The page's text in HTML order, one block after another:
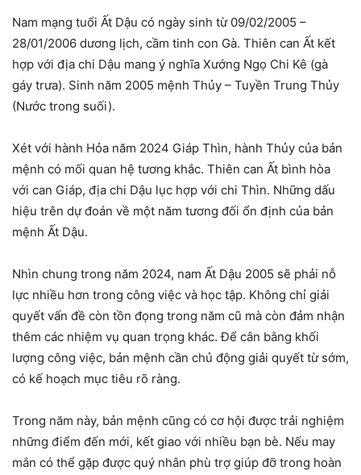
Nam mạng tuổi Ất Dậu có ngày sinh từ 09/02/2005 –
28/01/2006 dương lịch, cầm tinh con Gà. Thiên can Ất kết
hợp với địa chi Dậu mang ý nghĩa Xướng Ngọ Chi Kê (gà
gáy trưa). Sinh năm 2005 mệnh Thủy – Tuyền Trung Thủy
(Nước trong suối).
Xét với hành Hỏa năm 2024 Giáp Thìn, hành Thủy của bản
mệnh có mối quan hệ tương khắc. Thiên can Ất bình hòa
với can Giáp, địa chi Dậu lục hợp với chi Thìn. Những dấu
hiệu trên dự đoán về một năm tương đối ổn định của bản
mệnh Ất Dậu.
Nhìn chung trong năm 2024, nam Ất Dậu 2005 sẽ phải nỗ
lực nhiều hơn trong công việc và học tập. Không chỉ giải
quyết vấn đề còn tồn đọng trong năm cũ mà còn đảm nhận
thêm các nhiệm vụ quan trọng khác. Để cân bằng khối
lượng công việc, bản mệnh cần chủ động giải quyết từ sớm,
có kế hoạch mục tiêu rõ ràng.
Trong năm này, bản mệnh cũng có cơ hội được trải nghiệm
những điểm đến mới, kết giao với nhiều bạn bè. Nếu may
mắn có thể gặp được quý nhân phù trợ giúp đỡ trong hoàn